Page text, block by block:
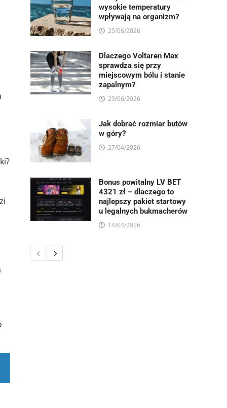
wysokie temperatury
wpływają na organizm?
25/06/2026
Dlaczego Voltaren Max
sprawdza się przy
miejscowym bólu i stanie
zapalnym?
23/06/2026
Jak dobrać rozmiar butów
w góry?
27/04/2026
Bonus powitalny LV BET
4321 zł – dlaczego to
najlepszy pakiet startowy
u legalnych bukmacherów
14/04/2026